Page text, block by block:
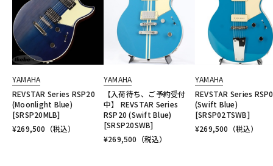
YAMAHA
REVSTAR Series RSP20
(Moonlight Blue)
[SRSP20MLB]
¥269,500 （税込）
YAMAHA
【入荷待ち、ご予約受付
中】 REVSTAR Series
RSP20 (Swift Blue)
[SRSP20SWB]
¥269,500 （税込）
YAMAHA
REVSTAR Series
(Swift Blue)
[SRSP02TSWB]
¥269,500 （税込）